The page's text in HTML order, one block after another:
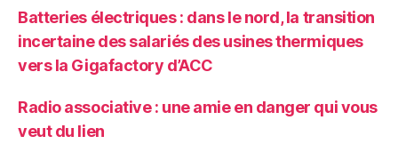
Batteries électriques : dans le nord, la transition
incertaine des salariés des usines thermiques
vers la Gigafactory d’ACC
Radio associative : une amie en danger qui vous
veut du lien